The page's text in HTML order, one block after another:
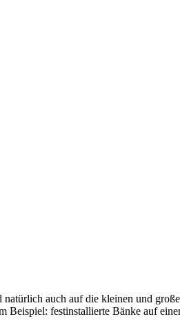
auch auf die kleinen und
festinstallierte Bänke auf